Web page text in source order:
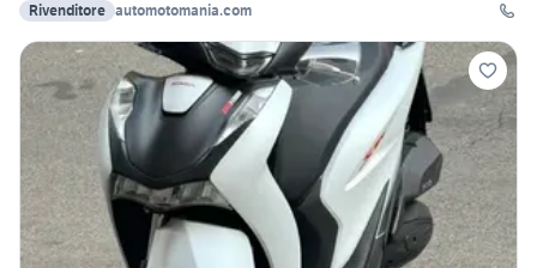
Rivenditore automotomania.com